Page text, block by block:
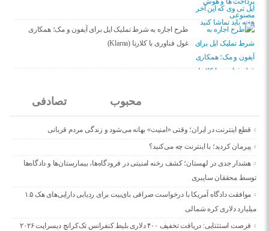
طرح اجاره به شرط تملیک اپل برای آیفون و مک؛ همکاری
غول فناوری با کلارنا (Klarna)
محبوب تصادفی
قطع اینترنت در ایران؛ وقتی «امنیت» بهانه می‌شود و زندگی مردم قربانی
پیرمان کردید؛ با اینترنت چه می‌کنید؟
هشدار جدی در لهستان؛ کشف رخنه امنیتی در فرودگاه‌ها، بیمارستان‌ها و دادگاه‌ها
توسط محققان سایبری
موافقت دادگاه آمریکا با درخواست صرافی بای‌بیت برای ردیابی دارایی‌های هک ۱.۵
میلیارد دلاری کره شمالی
فرصت استثنایی: دریافت تخفیف ۴۰۰ دلاری بلیط کنفرانس تک‌کرانچ دیسراپت ۲۰۲۶